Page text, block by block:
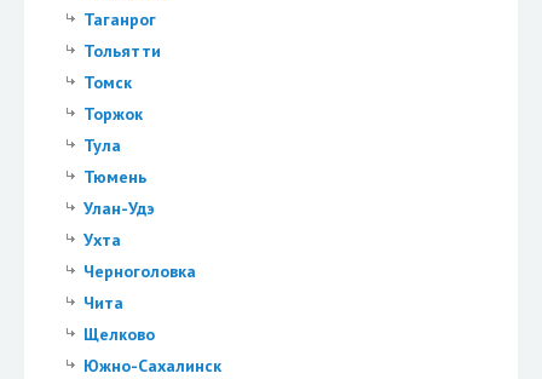
Таганрог
Тольятти
Томск
Торжок
Тула
Тюмень
Улан-Удэ
Ухта
Черноголовка
Чита
Щелково
Южно-Сахалинск